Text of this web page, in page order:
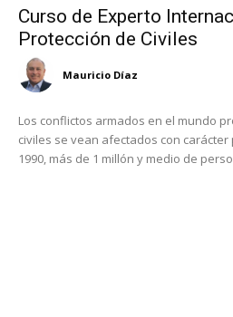
Curso de Experto
Protección de Civiles
Mauricio Díaz
Los conflictos armados en el mundo
civiles se vean afectados con carácter
1990, más de 1 millón y medio de